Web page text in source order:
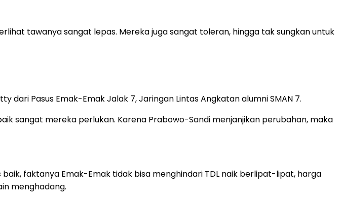
tawanya sangat lepas. Mereka juga sangat toleran, hingga tak sungkan untuk
dari Pasus Emak-Emak Jalak 7, Jaringan Lintas Angkatan alumni SMAN 7.
sangat mereka perlukan. Karena Prabowo-Sandi menjanjikan perubahan, maka
faktanya Emak-Emak tidak bisa menghindari TDL naik berlipat-lipat, harga
menghadang.